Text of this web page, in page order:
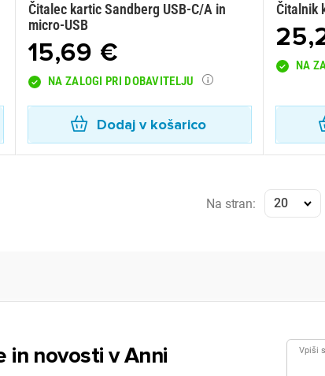
Čitalec kartic Sandberg USB-C/A in
micro-USB
15,69 €
NA ZALOGI PRI DOBAVITELJU
Dodaj v košarico
Čitalnik
NA
Na stran: 20
in novosti v Anni Vpiši